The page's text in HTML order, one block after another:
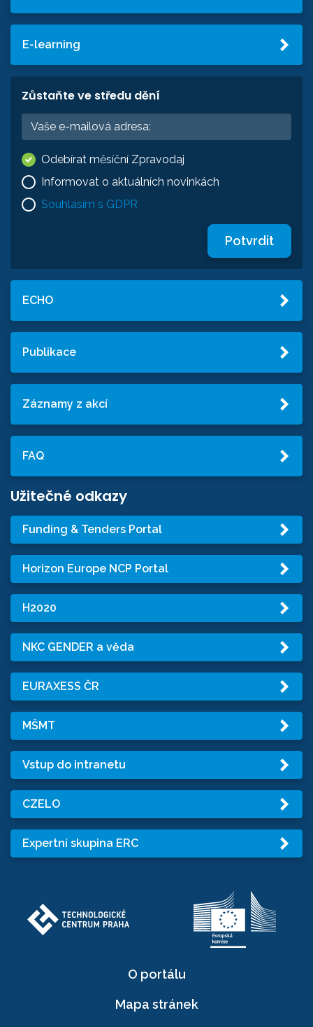
E-learning
Zůstaňte ve středu dění
Odebírat měsíční Zpravodaj
Informovat o aktuálních novinkách
Souhlasím s GDPR
Potvrdit
ECHO
Publikace
Záznamy z akcí
FAQ
Užitečné odkazy
Funding & Tenders Portal
Horizon Europe NCP Portal
H2020
NKC GENDER a věda
EURAXESS ČR
MŠMT
Vstup do intranetu
CZELO
Expertní skupina ERC
O portálu
Mapa stránek